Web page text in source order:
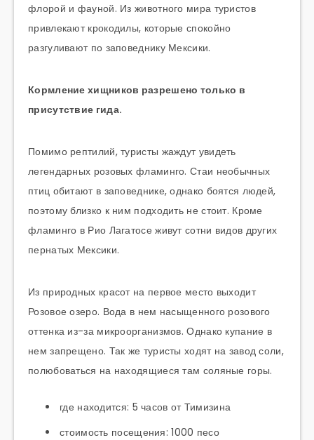
флорой и фауной. Из животного мира туристов
привлекают крокодилы, которые спокойно
разгуливают по заповеднику Мексики.
Кормление хищников разрешено только в
присутствие гида.
Помимо рептилий, туристы жаждут увидеть
легендарных розовых фламинго. Стаи необычных
птиц обитают в заповеднике, однако боятся людей,
поэтому близко к ним подходить не стоит. Кроме
фламинго в Рио Лагатосе живут сотни видов других
пернатых Мексики.
Из природных красот на первое место выходит
Розовое озеро. Вода в нем насыщенного розового
оттенка из-за микроорганизмов. Однако купание в
нем запрещено. Так же туристы ходят на завод соли,
полюбоваться на находящиеся там соляные горы.
где находится: 5 часов от Тимизина
стоимость посещения: 1000 песо